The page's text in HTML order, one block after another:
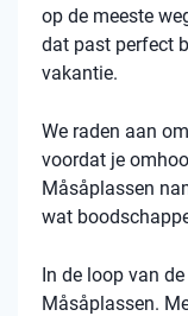
op de meeste
dat past perfect
vakantie.
We raden aan
voordat je
Måsåplassen
wat
In de loop van
Måsåplassen.